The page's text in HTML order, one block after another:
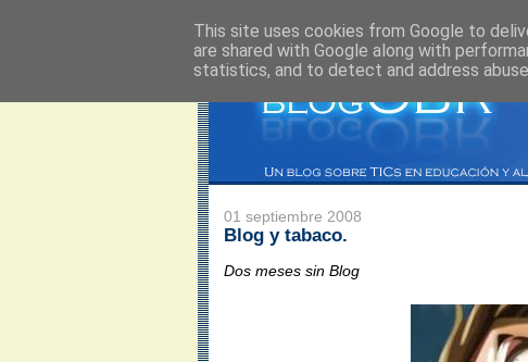
01 septiembre 2008
Blog y tabaco.
Dos meses sin Blog
This site uses cookies from Google to
are shared with Google along with
statistics, and to detect and address